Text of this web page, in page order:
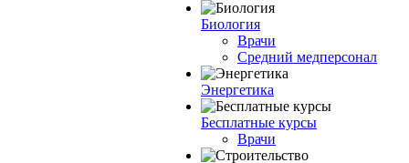
Биология
Врачи
Средний медперсонал
Энергетика
Бесплатные курсы
Врачи